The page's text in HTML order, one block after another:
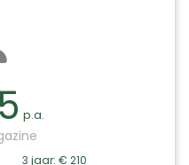
p.a.
3 jaar: € 210